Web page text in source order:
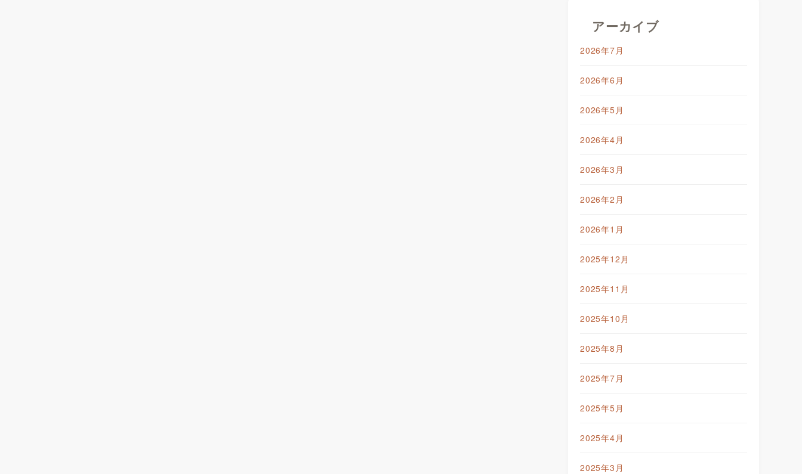
アーカイブ
2026年7月
2026年6月
2026年5月
2026年4月
2026年3月
2026年2月
2026年1月
2025年12月
2025年11月
2025年10月
2025年8月
2025年7月
2025年5月
2025年4月
2025年3月